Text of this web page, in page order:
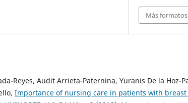
Más
Reyes, Audit Arrieta-Paternina, Yuranis De la Hoz-
Importance of nursing care in patients with